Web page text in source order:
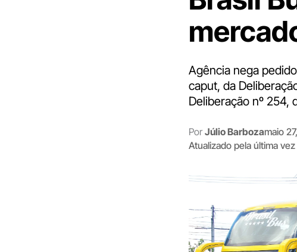
Agência nega
caput, da
Deliberação nº 254,
Por Júlio Barbozamaio
Atualizado pela última